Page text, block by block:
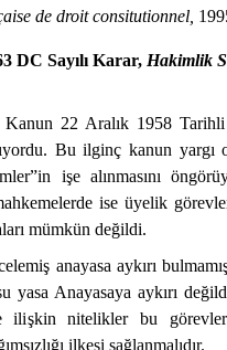
de droit consitutionnel,
DC Sayılı Karar, Hakimlik
22 Aralık 1958
Bu ilginç kanun yargı
işe alınmasını
ise üyelik
mümkün değildi.
anayasa aykırı
yasa Anayasaya aykırı
ilişkin nitelikler bu
ilkesi sağlanmalıdır.